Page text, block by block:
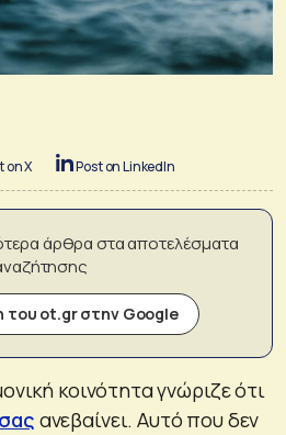
on X Post on LinkedIn
άρθρα στα αποτελέσματα
του ot.gr στην Google
κοινότητα γνώριζε ότι
ανεβαίνει. Αυτό που δεν